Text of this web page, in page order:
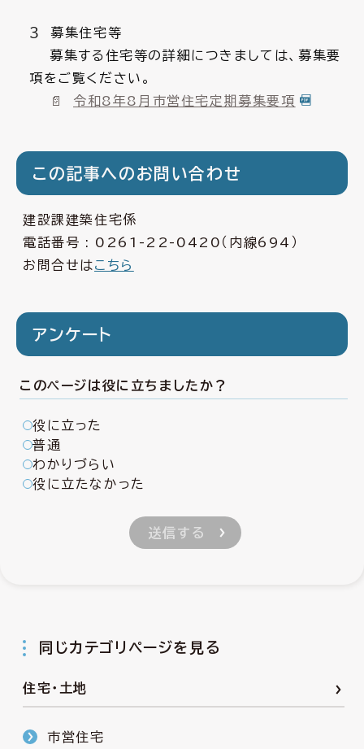
３ 募集住宅等
募集する住宅等の詳細につきましては、募集要
項をご覧ください。
令和8年8月市営住宅定期募集要項
この記事へのお問い合わせ
建設課建築住宅係
電話番号 : 0261-22-0420 （内線694）
お問合せはこちら
アンケート
このページは役に立ちましたか？
役に立った
普通
わかりづらい
役に立たなかった
同じカテゴリページを見る
住宅・土地
市営住宅